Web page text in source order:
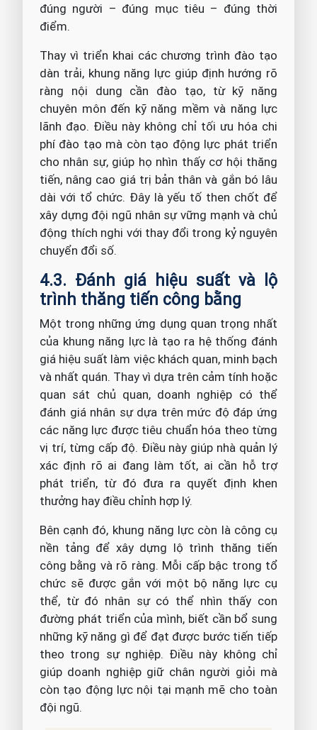
đúng người – đúng mục tiêu – đúng thời
điểm.
Thay vì triển khai các chương trình đào tạo
dàn trải, khung năng lực giúp định hướng rõ
ràng nội dung cần đào tạo, từ kỹ năng
chuyên môn đến kỹ năng mềm và năng lực
lãnh đạo. Điều này không chỉ tối ưu hóa chi
phí đào tạo mà còn tạo động lực phát triển
cho nhân sự, giúp họ nhìn thấy cơ hội thăng
tiến, nâng cao giá trị bản thân và gắn bó lâu
dài với tổ chức. Đây là yếu tố then chốt để
xây dựng đội ngũ nhân sự vững mạnh và chủ
động thích nghi với thay đổi trong kỷ nguyên
chuyển đổi số.
4.3. Đánh giá hiệu suất và lộ
trình thăng tiến công bằng
Một trong những ứng dụng quan trọng nhất
của khung năng lực là tạo ra hệ thống đánh
giá hiệu suất làm việc khách quan, minh bạch
và nhất quán. Thay vì dựa trên cảm tính hoặc
quan sát chủ quan, doanh nghiệp có thể
đánh giá nhân sự dựa trên mức độ đáp ứng
các năng lực được tiêu chuẩn hóa theo từng
vị trí, từng cấp độ. Điều này giúp nhà quản lý
xác định rõ ai đang làm tốt, ai cần hỗ trợ
phát triển, từ đó đưa ra quyết định khen
thưởng hay điều chỉnh hợp lý.
Bên cạnh đó, khung năng lực còn là công cụ
nền tảng để xây dựng lộ trình thăng tiến
công bằng và rõ ràng. Mỗi cấp bậc trong tổ
chức sẽ được gắn với một bộ năng lực cụ
thể, từ đó nhân sự có thể nhìn thấy con
đường phát triển của mình, biết cần bổ sung
những kỹ năng gì để đạt được bước tiến tiếp
theo trong sự nghiệp. Điều này không chỉ
giúp doanh nghiệp giữ chân người giỏi mà
còn tạo động lực nội tại mạnh mẽ cho toàn
đội ngũ.